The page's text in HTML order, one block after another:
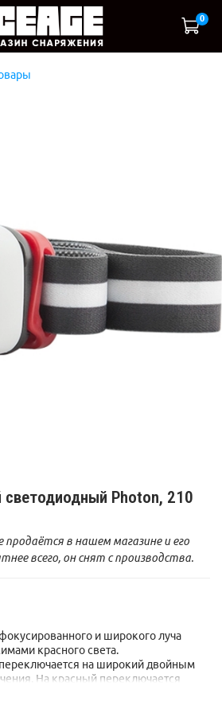
0
Photon, 210
в нашем магазине и его
всего, он снят с производства.
и широкого луча
красного света.
на широкий двойным
На красный переключается
кнопки.